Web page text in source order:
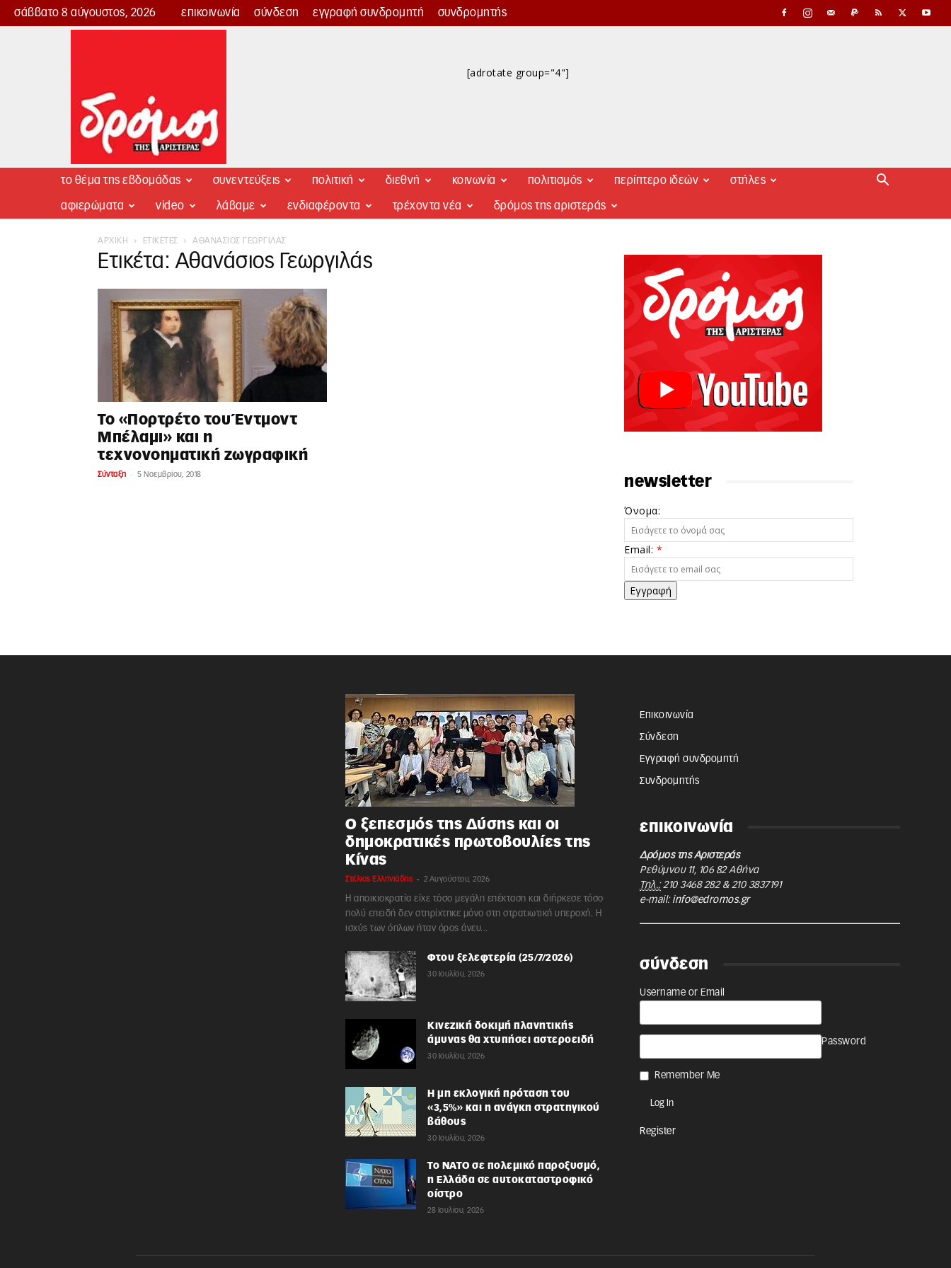
σάββατο 8 αύγουστος, 2026 επικοινωνία σύνδεση εγγραφή συνδρομητή συνδρομητής
Δρόμος
[adrotate group="4"]
το θέμα της εβδομάδας συνεντεύξεις πολιτική διεθνή κοινωνία πολιτισμός περίπτερο ιδεών στήλες
αφιερώματα video λάβαμε ενδιαφέροντα τρέχοντα νέα δρόμος της αριστεράς
ΑΡΧΙΚΉ ΕΤΙΚΈΤΕΣ ΑΘΑΝΆΣΙΟΣ ΓΕΩΡΓΙΛΆΣ
Ετικέτα: Αθανάσιος Γεωργιλάς
Το «Πορτρέτο του Έντμοντ
Μπέλαμι» και η
τεχνονοηματική ζωγραφική
Σύνταξη - 5 Νοεμβρίου, 2018 newsletter
Όνομα:
Email: *
Εγγραφή
Ο ξεπεσμός της Δύσης και οι
δημοκρατικές πρωτοβουλίες της
Κίνας
Στέλιος Ελληνιάδης - 2 Αυγούστου, 2026
Η αποικιοκρατία είχε τόσο μεγάλη επέκταση και διήρκεσε τόσο
πολύ επειδή δεν στηρίχτηκε μόνο στη στρατιωτική υπεροχή. Η
ισχύς των όπλων ήταν όρος άνευ...
Φτου ξελεφτερία (25/7/2026)
30 Ιουλίου, 2026
Κινεζική δοκιμή πλανητικής
άμυνας θα χτυπήσει αστεροειδή
30 Ιουλίου, 2026
Η μη εκλογική πρόταση του
«3,5%» και η ανάγκη στρατηγικού
βάθους
30 Ιουλίου, 2026
Το ΝΑΤΟ σε πολεμικό παροξυσμό,
η Ελλάδα σε αυτοκαταστροφικό
οίστρο
28 Ιουλίου, 2026
Επικοινωνία
Σύνδεση
Εγγραφή συνδρομητή
Συνδρομητής
επικοινωνία
Δρόμος της Αριστεράς
Ρεθύμνου 11, 106 82 Αθήνα
Τηλ.: 210 3468 282& 210 3837191
e-mail: info@edromos.gr
σύνδεση
Username or Email
Password
Remember Me
Register